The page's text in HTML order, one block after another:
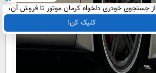
از جستجوی خودری دلخواه کرمان موتور تا فروش آن،
ساده، بی واسطه و مستقیم
کلیک کن!